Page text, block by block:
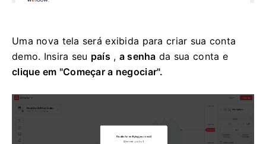
Uma nova tela será exibida para criar sua conta
demo. Insira seu país , a senha da sua conta e
clique em "Começar a negociar".